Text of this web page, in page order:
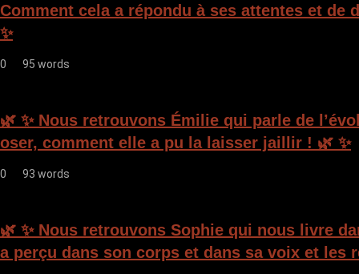
i
Comment cela a répondu à ses attentes et
✨
0 95 words
🌿 ✨ Nous retrouvons Émilie qui parle de
oser, comment elle a pu la laisser jaillir ! 🌿 ✨
0 93 words
🌿 ✨ Nous retrouvons Sophie qui nous livre
a perçu dans son corps et dans sa voix et les